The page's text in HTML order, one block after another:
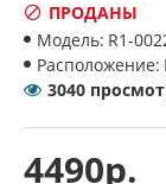
4490р.
ПРОДАНЫ
Модель: R1-
Расположение:
3040